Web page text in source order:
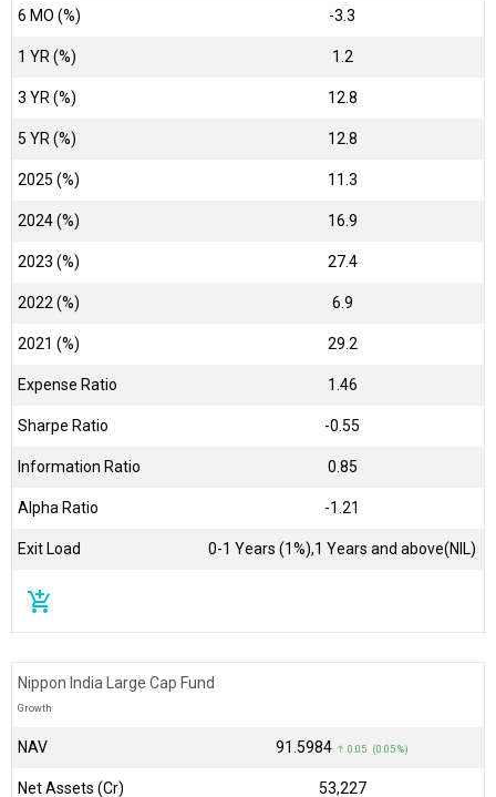
6 MO (%) -3.3
1 YR (%) 1.2
3 YR (%) 12.8
5 YR (%) 12.8
2025 (%) 11.3
2024 (%) 16.9
2023 (%) 27.4
2022 (%) 6.9
2021 (%) 29.2
Expense Ratio 1.46
Sharpe Ratio -0.55
Information Ratio 0.85
Alpha Ratio -1.21
Exit Load 0-1 Years (1%),1 Years and above(NIL)
add_shopping_cart
Nippon India Large Cap Fund
Growth
NAV ₹91.5984 ↑ 0.05 (0.05 %)
Net Assets (Cr) ₹53,227